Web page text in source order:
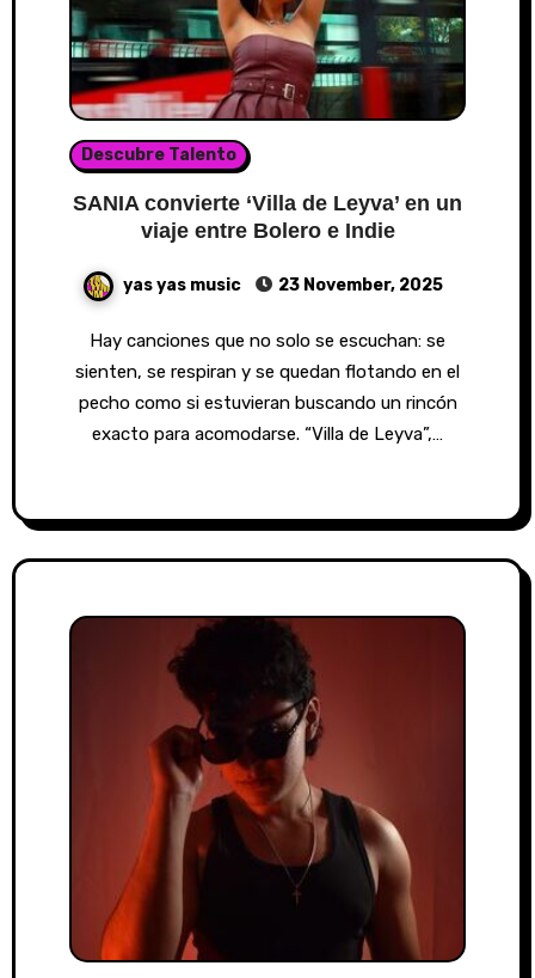
Descubre Talento
SANIA convierte ‘Villa de Leyva’ en un
viaje entre Bolero e Indie
yas yas music 23 November, 2025
Hay canciones que no solo se escuchan: se
sienten, se respiran y se quedan flotando en el
pecho como si estuvieran buscando un rincón
exacto para acomodarse. “Villa de Leyva”,…